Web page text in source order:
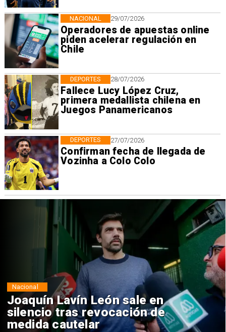
29/07/2026
Operadores de apuestas online
piden acelerar regulación en
Chile
NACIONAL
28/07/2026
Fallece Lucy López Cruz,
primera medallista chilena en
Juegos Panamericanos
DEPORTES
27/07/2026
Confirman fecha de llegada de
Vozinha a Colo Colo
DEPORTES
Chile y Venezuela formalizan
reinicio de relaciones
consulares
Nacional